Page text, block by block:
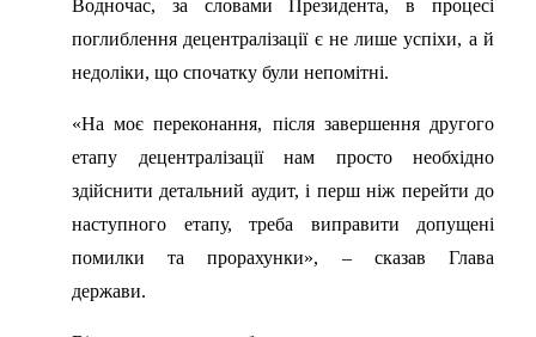
Водночас, за словами Президента, в процесі
поглиблення децентралізації є не лише успіхи, а й
недоліки, що спочатку були непомітні.
«На моє переконання, після завершення другого
етапу децентралізації нам просто необхідно
здійснити детальний аудит, і перш ніж перейти до
наступного етапу, треба виправити допущені
помилки та прорахунки», – сказав Глава
держави.